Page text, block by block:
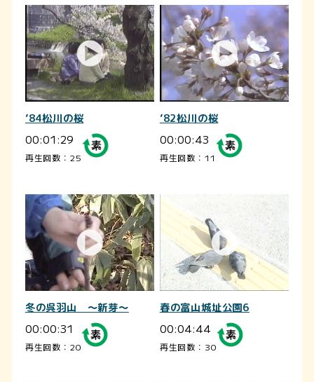
’84松川の桜
00:01:29
再生回数：25
’82松川の桜
00:00:43
再生回数：11
冬の呉羽山 ～新芽～
00:00:31
再生回数：20
春の富山城址公園6
00:04:44
再生回数：30